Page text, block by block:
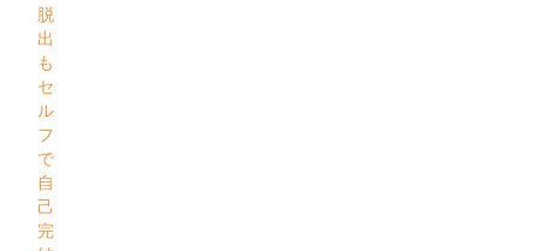
脱
出
も
セ
ル
フ
で
自
己
完